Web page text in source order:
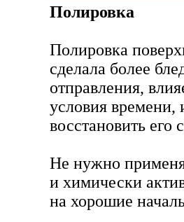
Полировка
Полировка
сделала более
отправления,
условия времени,
восстановить его
Не нужно
и химически
на хорошие